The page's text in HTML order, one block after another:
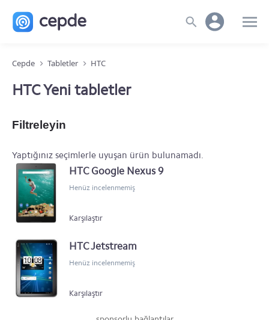
Cepde Tabletler HTC
HTC Yeni tabletler
Filtreleyin
Yaptığınız seçimlerle uyuşan ürün bulunamadı.
HTC Google Nexus 9
Henüz incelenmemiş
Karşılaştır
HTC Jetstream
Henüz incelenmemiş
Karşılaştır